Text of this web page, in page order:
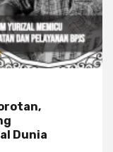
Dunia